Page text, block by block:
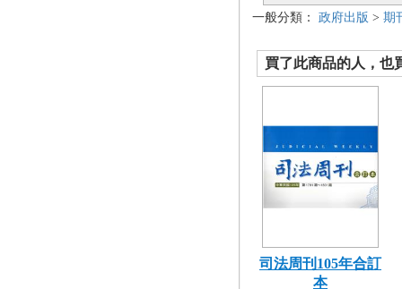
一般分類： 政府出版 > 期
買了此商品的人，也
司法周刊105年合訂
本